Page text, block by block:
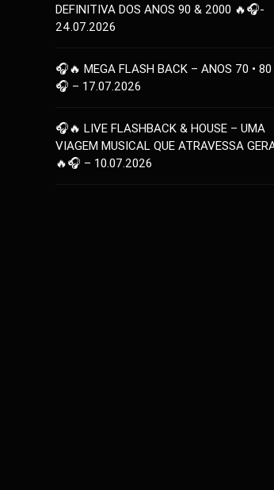
DEFINITIVA DOS ANOS 90 & 2000 🔥🎧-
24.07.2026
🎧🔥 MEGA FLASH BACK – ANOS 70 • 80
🎧 – 17.07.2026
🎧🔥 LIVE FLASHBACK & HOUSE – UMA
VIAGEM MUSICAL QUE ATRAVESSA
🔥🎧 – 10.07.2026